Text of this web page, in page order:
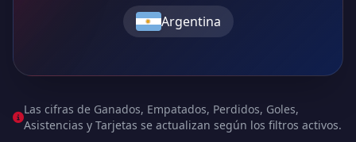
Argentina
Las cifras de Ganados, Empatados, Perdidos, Goles,
Asistencias y Tarjetas se actualizan según los filtros activos.